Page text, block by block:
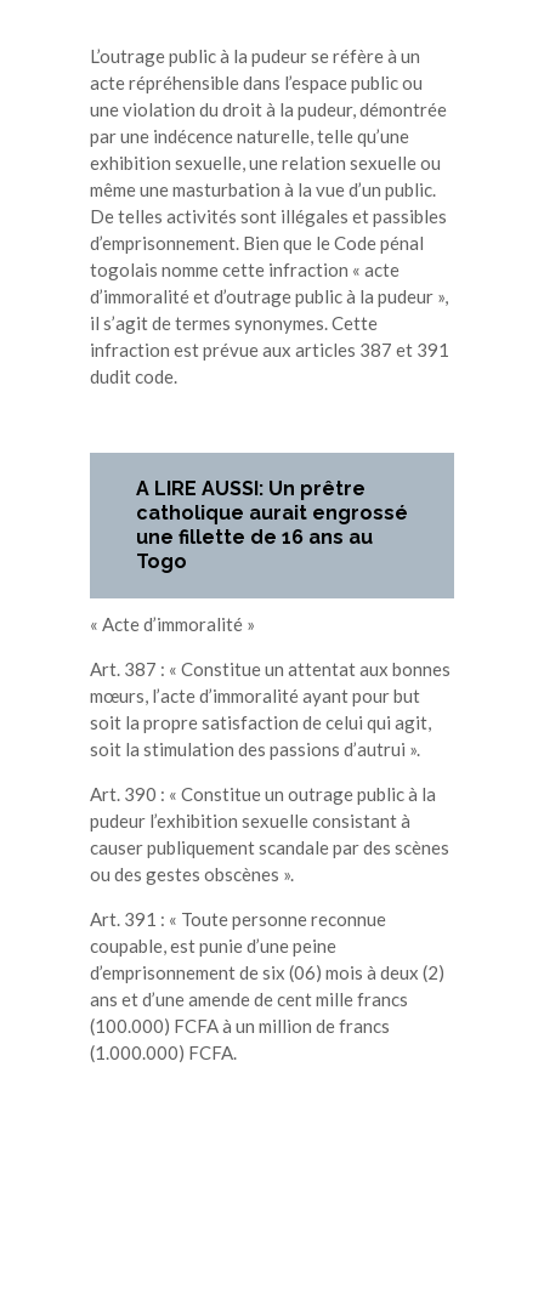
L’outrage public à la pudeur se réfère à un
acte répréhensible dans l’espace public ou
une violation du droit à la pudeur, démontrée
par une indécence naturelle, telle qu’une
exhibition sexuelle, une relation sexuelle ou
même une masturbation à la vue d’un public.
De telles activités sont illégales et passibles
d’emprisonnement. Bien que le Code pénal
togolais nomme cette infraction « acte
d’immoralité et d’outrage public à la pudeur »,
il s’agit de termes synonymes. Cette
infraction est prévue aux articles 387 et 391
dudit code.
A LIRE AUSSI: Un prêtre
catholique aurait engrossé
une fillette de 16 ans au
Togo
« Acte d’immoralité »
Art. 387 : « Constitue un attentat aux bonnes
mœurs, l’acte d’immoralité ayant pour but
soit la propre satisfaction de celui qui agit,
soit la stimulation des passions d’autrui ».
Art. 390 : « Constitue un outrage public à la
pudeur l’exhibition sexuelle consistant à
causer publiquement scandale par des scènes
ou des gestes obscènes ».
Art. 391 : « Toute personne reconnue
coupable, est punie d’une peine
d’emprisonnement de six (06) mois à deux (2)
ans et d’une amende de cent mille francs
(100.000) FCFA à un million de francs
(1.000.000) FCFA.